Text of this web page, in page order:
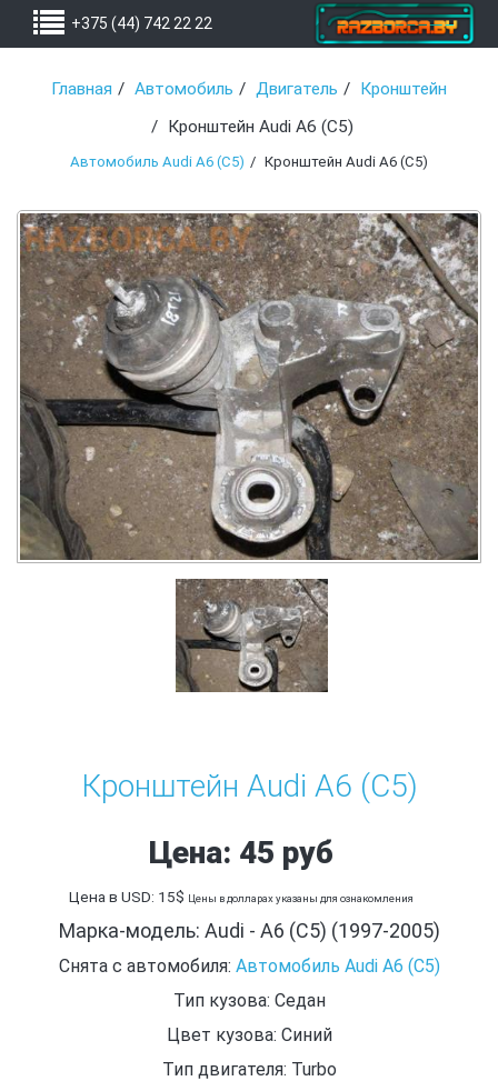
+375 (44) 742 22 22
Главная Автомобиль Двигатель
Кронштейн
Кронштейн Audi A6 (C5)
Автомобиль Audi A6 (C5) Кронштейн Audi A6 (C5)
Кронштейн Audi A6 (C5)
Цена: 45 руб
Цена в USD: 15$ Цены в долларах указаны для ознакомления
Марка-модель: Audi - A6 (C5) (1997-2005)
Снята с автомобиля: Автомобиль Audi A6 (C5)
Тип кузова: Седан
Цвет кузова: Синий
Тип двигателя: Turbo